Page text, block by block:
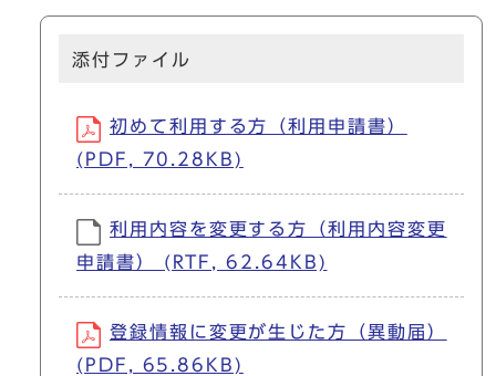
添付ファイル
初めて利用する方（利用申請書）
(PDF, 70.28KB)
利用内容を変更する方（利用内容変更
申請書） (RTF, 62.64KB)
登録情報に変更が生じた方（異動届）
(PDF, 65.86KB)